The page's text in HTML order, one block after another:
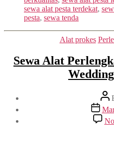
sewa alat pesta terdekat,
pesta, sewa tenda
Alat prokes
Sewa Alat
Post
Post
date